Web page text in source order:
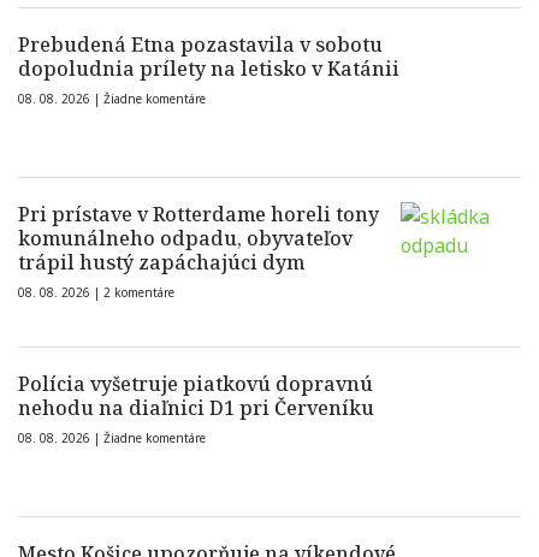
Prebudená Etna pozastavila v sobotu
dopoludnia prílety na letisko v Katánii
08. 08. 2026 | Žiadne komentáre
Pri prístave v Rotterdame horeli tony
komunálneho odpadu, obyvateľov
trápil hustý zapáchajúci dym
08. 08. 2026 | 2 komentáre
Polícia vyšetruje piatkovú dopravnú
nehodu na diaľnici D1 pri Červeníku
08. 08. 2026 | Žiadne komentáre